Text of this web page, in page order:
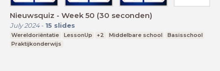
Nieuwsquiz - Week 50 (30 seconden)
July 2024- 15 slides
Wereldoriëntatie LessonUp +2 Middelbare school
Basisschool
Praktijkonderwijs